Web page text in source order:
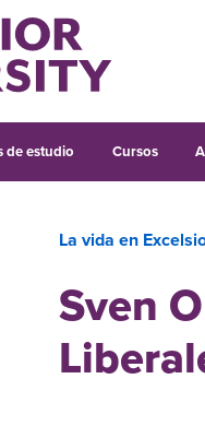
de estudio Cursos
La vida en
Sven